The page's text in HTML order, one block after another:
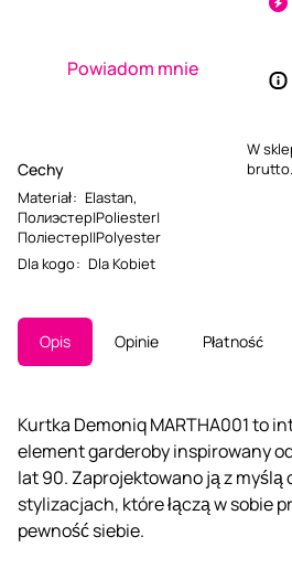
Powiadom mnie
Cechy
Materiał: Elastan,
Полиэстер|Poliester|
Поліестер||Polyester
Dla kogo: Dla Kobiet
W
brutto.
Opis Opinie Płatność
Kurtka Demoniq MARTHA001 to
element garderoby inspirowany
lat 90. Zaprojektowano ją z myślą
stylizacjach, które łączą w sobie
pewność siebie.